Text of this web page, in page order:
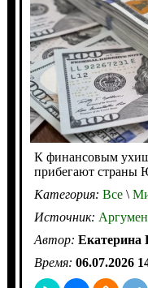
К финансовым
прибегают
Категория: Все\
Источник:
Автор: Екатерина
Время: 06.07.2026